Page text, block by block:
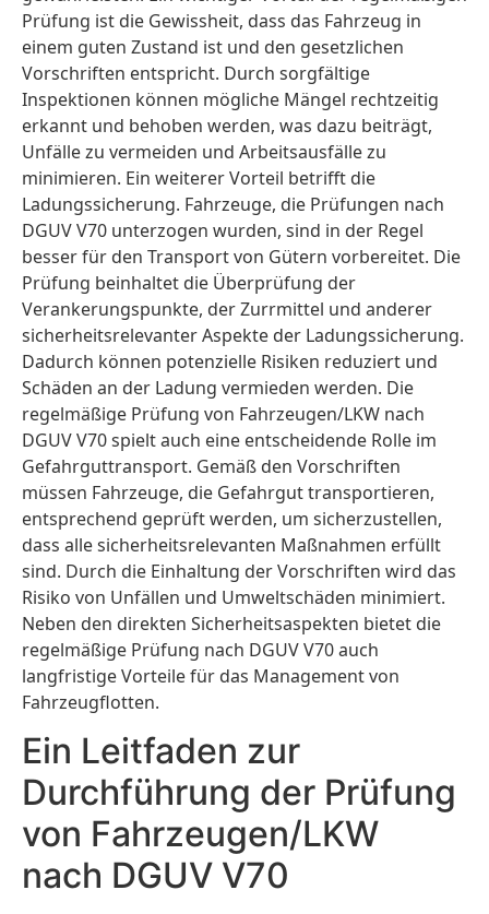
Prüfung ist die Gewissheit, dass das Fahrzeug in
einem guten Zustand ist und den gesetzlichen
Vorschriften entspricht. Durch sorgfältige
Inspektionen können mögliche Mängel rechtzeitig
erkannt und behoben werden, was dazu beiträgt,
Unfälle zu vermeiden und Arbeitsausfälle zu
minimieren. Ein weiterer Vorteil betrifft die
Ladungssicherung. Fahrzeuge, die Prüfungen nach
DGUV V70 unterzogen wurden, sind in der Regel
besser für den Transport von Gütern vorbereitet. Die
Prüfung beinhaltet die Überprüfung der
Verankerungspunkte, der Zurrmittel und anderer
sicherheitsrelevanter Aspekte der Ladungssicherung.
Dadurch können potenzielle Risiken reduziert und
Schäden an der Ladung vermieden werden. Die
regelmäßige Prüfung von Fahrzeugen/LKW nach
DGUV V70 spielt auch eine entscheidende Rolle im
Gefahrguttransport. Gemäß den Vorschriften
müssen Fahrzeuge, die Gefahrgut transportieren,
entsprechend geprüft werden, um sicherzustellen,
dass alle sicherheitsrelevanten Maßnahmen erfüllt
sind. Durch die Einhaltung der Vorschriften wird das
Risiko von Unfällen und Umweltschäden minimiert.
Neben den direkten Sicherheitsaspekten bietet die
regelmäßige Prüfung nach DGUV V70 auch
langfristige Vorteile für das Management von
Fahrzeugflotten.
Ein Leitfaden zur
Durchführung der Prüfung
von Fahrzeugen/LKW
nach DGUV V70